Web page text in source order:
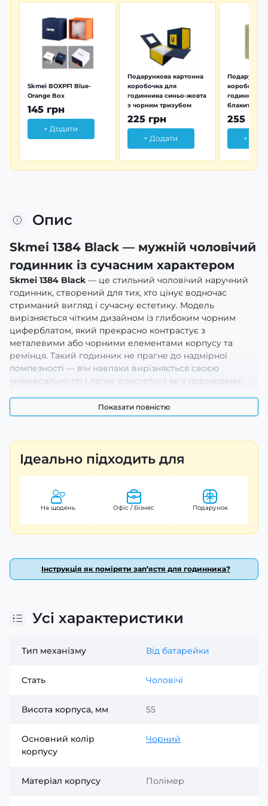
Skmei BOXPF1 Blue-
Orange Box
145 грн
+ Додати
Подарункова картонна
коробочка для
годинника синьо-жовта
з чорним тризубом
225 грн
+ Додати
коробочка
годинника
блакитна
255 грн
+
Опис
Skmei 1384 Black — мужній чоловічий
годинник із сучасним характером
Skmei 1384 Black — це стильний чоловічий наручний
годинник, створений для тих, хто цінує водночас
стриманий вигляд і сучасну естетику. Модель
вирізняється чітким дизайном із глибоким чорним
циферблатом, який прекрасно контрастує з
металевими або чорними елементами корпусу та
ремінця. Такий годинник не прагне до надмірної
помпезності — він навпаки вирізняється своєю
універсальністю і легко вписується як у повсякденні
стильний зовнішній вигляд підкреслює ваш смак і
здатний доповнити будь-який гардероб без
Переваги та особливості
Ця модель створена для чоловіків, які хочуть отримати
надійний аксесуар із привабливим зовнішнім
виглядом та комфортною посадкою на зап’ясті.
контрастними мітками, що дозволяє зручно
робить акцент на деталей, які важливі у
повсякденному використанні. Skmei 1384 Black — це не
власнику.
вигляду, але й комфортові носіння. Модель
забезпечує приємну посадку на руці протягом усього
варіантом для тих, хто цінує простоту, надійність і стиль
естетика дозволяє з легкістю поєднувати годинник з
різним одягом — від класичної сорочки до
Глибокий чорний циферблат
— створює чіткий
Показати повністю
Ідеально підходить для
На щодень Офіс / Бізнес Подарунок
Інструкція як поміряти зап’ястя для годинника?
Усі характеристики
Тип механізму Від батарейки
Стать Чоловічі
Висота корпуса, мм 55
Основний колір
корпусу
Чорний
Матеріал корпусу Полімер